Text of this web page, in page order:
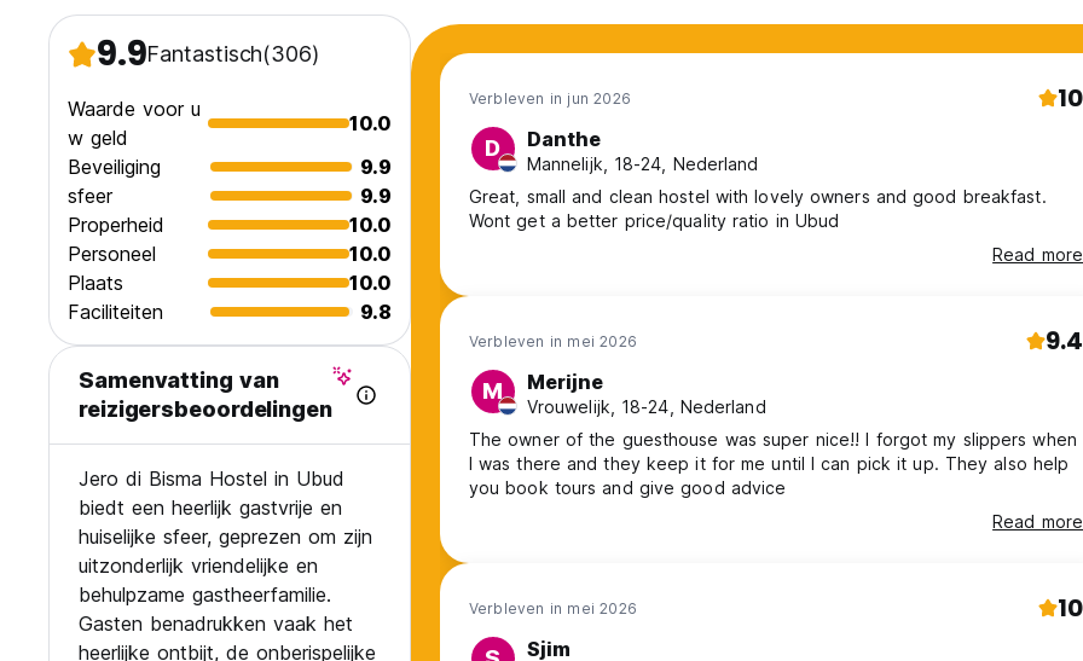
9.9Fantastisch(306)
Waarde voor u
w geld
10.0
Beveiliging
9.9
sfeer
9.9
Properheid
10.0
Personeel
10.0
Plaats
10.0
Faciliteiten
9.8
Samenvatting van
reizigersbeoordelingen
Jero di Bisma Hostel in Ubud
biedt een heerlijk gastvrije en
huiselijke sfeer, geprezen om zijn
uitzonderlijk vriendelijke en
behulpzame gastheerfamilie.
Gasten benadrukken vaak het
heerlijke ontbijt, de onberispelijke
Verbleven in jun 2026 10
D Danthe
Mannelijk, 18-24, Nederland
Great, small and clean hostel with lovely owners and good breakfast.
Wont get a better price/quality ratio in Ubud
Read more
Verbleven in mei 2026 9.4
M Merijne
Vrouwelijk, 18-24, Nederland
The owner of the guesthouse was super nice!! I forgot my slippers when
I was there and they keep it for me until I can pick it up. They also help
you book tours and give good advice
Read more
Verbleven in mei 2026 10
Sjim